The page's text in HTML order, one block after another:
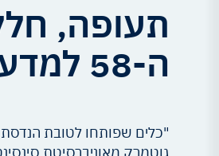
תעופה,
ה-58 למדעי התעופה והחלל
"כלים שפותחו לטובת הנדסת